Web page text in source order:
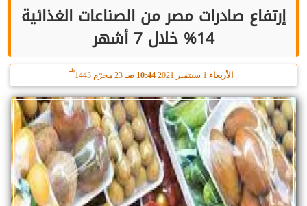
إرتفاع صادرات مصر من الصناعات الغذائية
14% خلال 7 أشهر
الأربعاء 10:44 صـ 23 محرّم 1443
هـ